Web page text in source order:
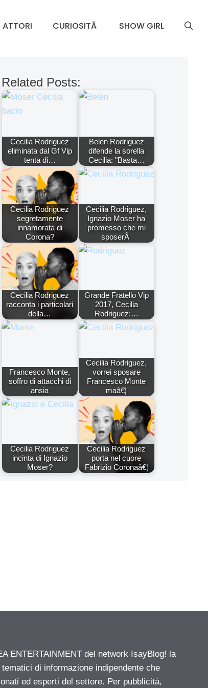
ATTORI CURIOSITÃ SHOW GIRL
Related Posts:
Cecilia Rodriguez
eliminata dal Gf Vip
tenta di…
Belen Rodriguez
difende la sorella
Cecilia: "Basta…
Cecilia Rodriguez
segretamente
innamorata di
Corona?
Cecilia Rodriguez,
Ignazio Moser ha
promesso che mi
sposerÃ
Cecilia Rodriguez
racconta i particolari
della…
Grande Fratello Vip
2017, Cecilia
Rodriguez:…
Francesco Monte,
soffro di attacchi di
ansia
Cecilia Rodriguez,
vorrei sposare
Francesco Monte
maâ€¦
Cecilia Rodriguez
incinta di Ignazio
Moser?
Cecilia Rodriguez
porta nel cuore
Fabrizio Coronaâ€¦
ENTERTAINMENT del network IsayBlog! la
di informazione indipendente che
ed esperti del settore. Per pubblicità,